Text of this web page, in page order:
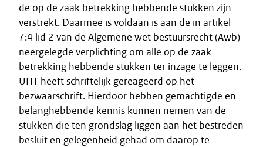
de op de zaak betrekking hebbende stukken zijn
verstrekt. Daarmee is voldaan is aan de in artikel
7:4 lid 2 van de Algemene wet bestuursrecht (Awb)
neergelegde verplichting om alle op de zaak
betrekking hebbende stukken ter inzage te leggen.
UHT heeft schriftelijk gereageerd op het
bezwaarschrift. Hierdoor hebben gemachtigde en
belanghebbende kennis kunnen nemen van de
stukken die ten grondslag liggen aan het bestreden
besluit en gelegenheid gehad om daarop te